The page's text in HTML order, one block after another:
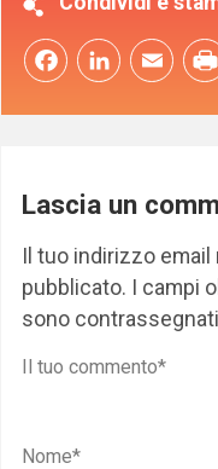
FacebookLinkedInEmail
Lascia un
Il tuo indirizzo email
pubblicato. I campi
sono